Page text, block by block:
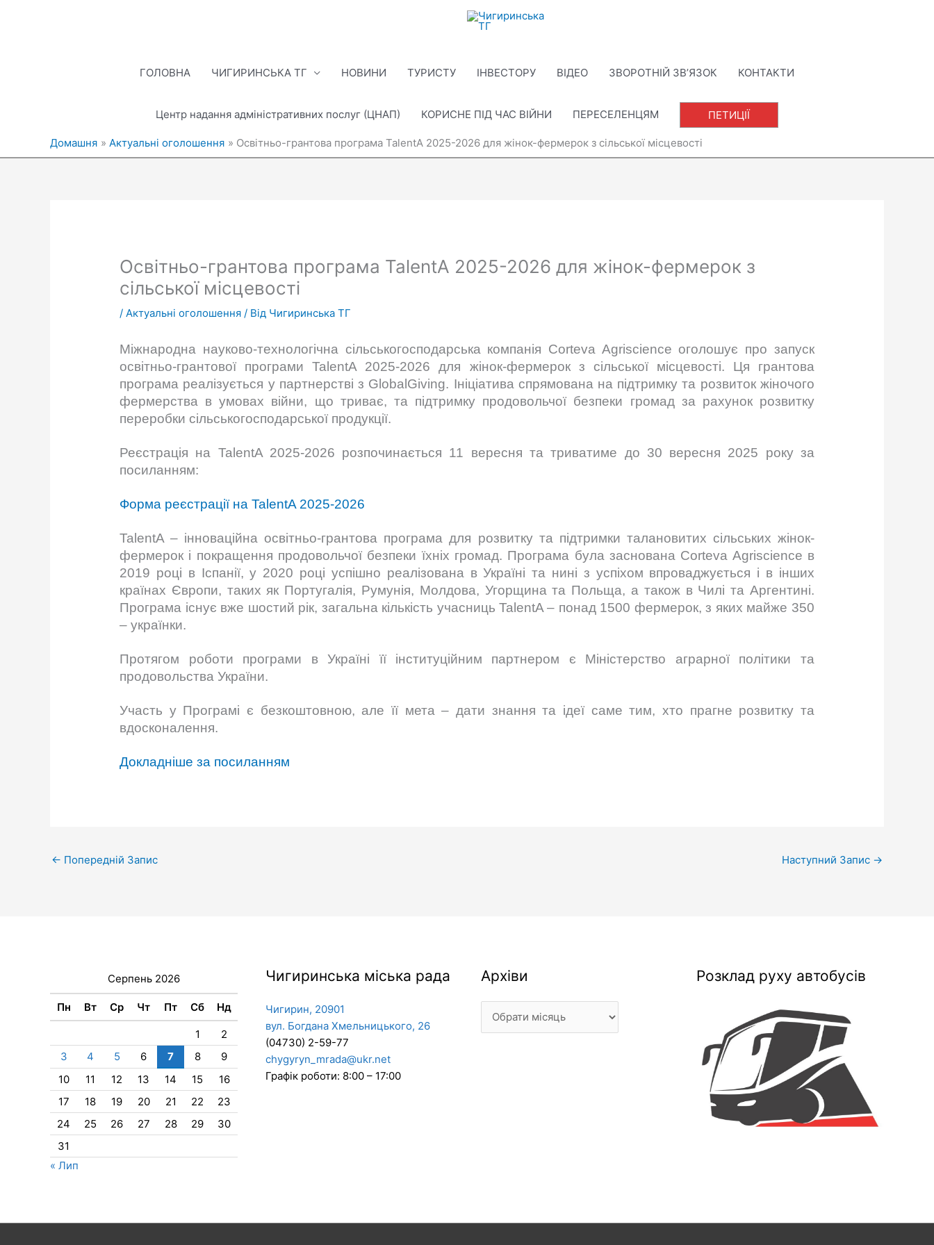
ГОЛОВНА ЧИГИРИНСЬКА ТГ НОВИНИ ТУРИСТУ ІНВЕСТОРУ ВІДЕО ЗВОРОТНІЙ ЗВ’ЯЗОК КОНТАКТИ
Центр надання адміністративних послуг (ЦНАП) КОРИСНЕ ПІД ЧАС ВІЙНИ ПЕРЕСЕЛЕНЦЯМ ПЕТИЦІЇ
Домашня Актуальні оголошення Освітньо-грантова програма TalentA 2025-2026 для жінок-фермерок з сільської місцевості
Освітньо-грантова програма TalentA 2025-2026 для жінок-фермерок з
сільської місцевості
/Актуальні оголошення / Від Чигиринська ТГ
Міжнародна науково-технологічна сільськогосподарська компанія Corteva Agriscience оголошує про запуск
освітньо-грантової програми TalentA 2025-2026 для жінок-фермерок з сільської місцевості. Ця грантова
програма реалізується у партнерстві з GlobalGiving. Ініціатива спрямована на підтримку та розвиток жіночого
фермерства в умовах війни, що триває, та підтримку продовольчої безпеки громад за рахунок розвитку
переробки сільськогосподарської продукції.
Реєстрація на TalentA 2025-2026 розпочинається 11 вересня та триватиме до 30 вересня 2025 року за
посиланням:
Форма реєстрації на TalentA 2025-2026
TalentA – інноваційна освітньо-грантова програма для розвитку та підтримки талановитих сільських жінок-
фермерок і покращення продовольчої безпеки їхніх громад. Програма була заснована Corteva Agriscience в
2019 році в Іспанії, у 2020 році успішно реалізована в Україні та нині з успіхом впроваджується і в інших
країнах Європи, таких як Португалія, Румунія, Молдова, Угорщина та Польща, а також в Чилі та Аргентині.
Програма існує вже шостий рік, загальна кількість учасниць TalentA – понад 1500 фермерок, з яких майже 350
– українки.
Протягом роботи програми в Україні її інституційним партнером є Міністерство аграрної політики та
продовольства України.
Участь у Програмі є безкоштовною, але її мета – дати знання та ідеї саме тим, хто прагне розвитку та
вдосконалення.
Докладніше за посиланням
← Попередній Запис Наступний Запис →
Серпень 2026
Пн Вт Ср Чт Пт Сб Нд
1
2
3
4 5 6 7 8
9
10
11 12 13 14 15
16
17
18 19 20 21 22
23
24
25 26 27 28 29
30
31
« Лип
Чигиринська міська рада
Чигирин, 20901
вул. Богдана Хмельницького, 26
(04730) 2-59-77
chygyryn_mrada@ukr.net
Графік роботи: 8:00 – 17:00
Архіви
Архіви Розклад руху автобусів